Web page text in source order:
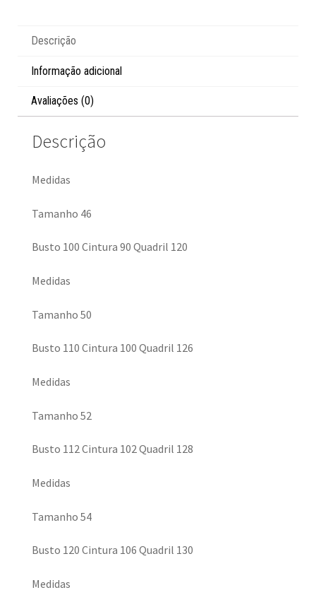
Descrição
Informação adicional
Avaliações (0)
Descrição
Medidas
Tamanho 46
Busto 100 Cintura 90 Quadril 120
Medidas
Tamanho 50
Busto 110 Cintura 100 Quadril 126
Medidas
Tamanho 52
Busto 112 Cintura 102 Quadril 128
Medidas
Tamanho 54
Busto 120 Cintura 106 Quadril 130
Medidas